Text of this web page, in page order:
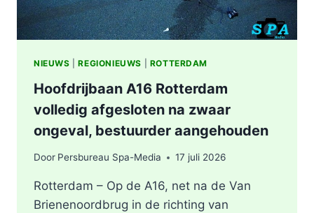
NIEUWS |REGIONIEUWS ROTTERDAM
Hoofdrijbaan A16 Rotterdam
volledig afgesloten na zwaar
ongeval, bestuurder aangehouden
Door Persbureau Spa-Media 17 juli 2026
Rotterdam – Op de A16, net na de Van
Brienenoordbrug in de richting van